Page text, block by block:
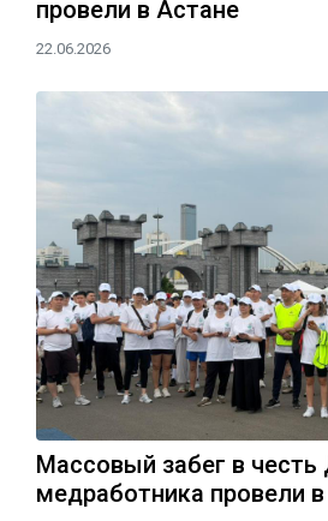
провели в Астане
22.06.2026
Массовый забег в честь
медработника провели